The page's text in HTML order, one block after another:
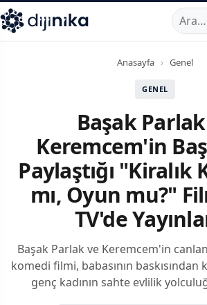
,Marmara Mahallesi,Beylikdüzü34520
Anasayfa › Genel
GENEL
Başak
Keremcem'in
Paylaştığı "Kiralık
mı, Oyun mu?"
TV'de
Başak Parlak ve Keremcem'in
komedi filmi, babasının
genç kadının sahte evlilik